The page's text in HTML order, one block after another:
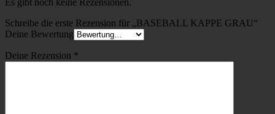
Es gibt noch keine Rezensionen.
Schreibe die erste Rezension für „BASEBALL KAPPE GRAU“
Deine Bewertung
Deine Rezension *